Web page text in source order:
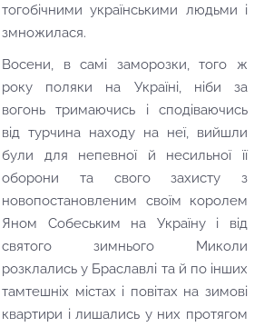
тогобічними українськими людьми і
змножилася.
Восени, в самі заморозки, того ж
року поляки на Україні, ніби за
вогонь тримаючись і сподіваючись
від турчина находу на неї, вийшли
були для непевної й несильної її
оборони та свого захисту з
новопостановленим своїм королем
Яном Собеським на Україну і від
святого зимнього Миколи
розклались у Браславлі та й по інших
тамтешніх містах і повітах на зимові
квартири і лишались у них протягом